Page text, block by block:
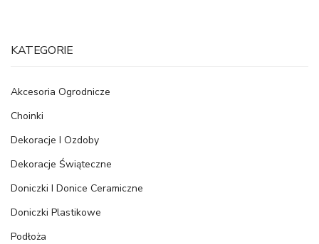
KATEGORIE
Akcesoria Ogrodnicze
Choinki
Dekoracje I Ozdoby
Dekoracje Świąteczne
Doniczki I Donice Ceramiczne
Doniczki Plastikowe
Podłoża